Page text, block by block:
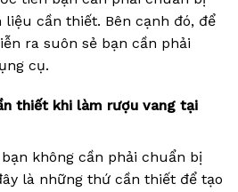
liệu cần thiết. Bên cạnh đó, để
ra suôn sẻ bạn cần phải
cụ.
thiết khi làm rượu vang tại
không cần phải chuẩn bị
là những thứ cần thiết để tạo